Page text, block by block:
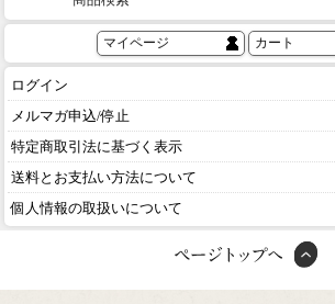
マイページ カート
ログイン
メルマガ申込/停止
特定商取引法に基づく表示
送料とお支払い方法について
個人情報の取扱いについて